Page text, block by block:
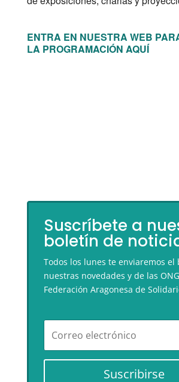
ENTRA EN NUESTRA WEB
LA PROGRAMACIÓN AQUÍ
Suscríbete a
boletín de
Todos los lunes te enviaremos el
nuestras novedades y de las
Federación Aragonesa de
Suscribirse